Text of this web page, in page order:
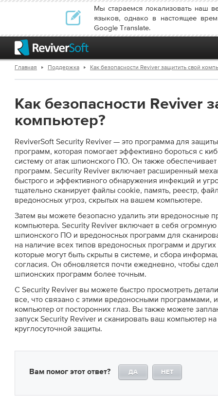
Мы стараемся локализовать наш
языков, однако в настоящее
Google Translate.
Главная Поддержка Как безопасности Reviver защитить свой
Как безопасности Reviver
компьютер?
ReviverSoft Security Reviver — это программа для
программ, которая помогает эффективно бороться с
систему от атак шпионского ПО. Он также
программ. Security Reviver включает расширенный
быстрого и эффективного обнаружения инфекций и
тщательно сканирует файлы cookie, память, реестр,
вредоносных угроз, скрытых на вашем компьютере.
Затем вы можете безопасно удалить эти вредоносные
компьютера. Security Reviver включает в себя
шпионского ПО и вредоносных программ для
на наличие всех типов вредоносных программ и
которые могут быть скрыты в системе, и сбора
согласия. Он обновляется почти ежедневно, чтобы
шпионских программ более точным.
С Security Reviver вы можете быстро просмотреть
все, что связано с этими вредоносными программами,
компьютер от посторонних глаз. Вы также можете
запуск Security Reviver и сканировать ваш компьютер
круглосуточной защиты.
Вам помог этот ответ? ДА НЕТ